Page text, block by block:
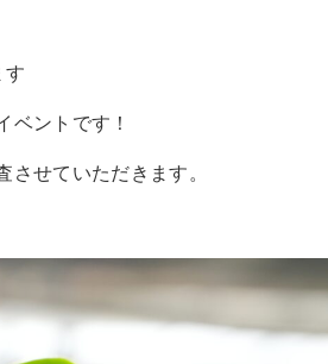
ントです！
せていただきます。